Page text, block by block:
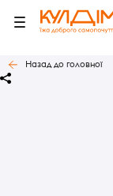
Назад до головної